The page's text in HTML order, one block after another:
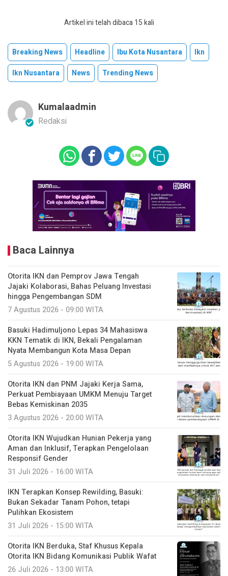
Artikel ini telah dibaca 15 kali
Breaking News Headline Ibu Kota Nusantara
Ikn
Ikn Nusantara
News Trending News
Kumalaadmin
Redaksi
Baca Lainnya
Otorita IKN dan Pemprov Jawa Tengah
Jajaki Kolaborasi, Bahas Peluang Investasi
hingga Pengembangan SDM
7 Agustus 2026 - 09:00 WITA
Basuki Hadimuljono Lepas 34 Mahasiswa
KKN Tematik di IKN, Bekali Pengalaman
Nyata Membangun Kota Masa Depan
5 Agustus 2026 - 19:00 WITA
Otorita IKN dan PNM Jajaki Kerja Sama,
Perkuat Pembiayaan UMKM Menuju Target
Bebas Kemiskinan 2035
3 Agustus 2026 - 20:00 WITA
Otorita IKN Wujudkan Hunian Pekerja yang
Aman dan Inklusif, Terapkan Pengelolaan
Responsif Gender
31 Juli 2026 - 16:00 WITA
IKN Terapkan Konsep Rewilding, Basuki:
Bukan Sekadar Tanam Pohon, tetapi
Pulihkan Ekosistem
31 Juli 2026 - 15:00 WITA
Otorita IKN Berduka, Staf Khusus Kepala
Otorita IKN Bidang Komunikasi Publik Wafat
26 Juli 2026 - 13:00 WITA